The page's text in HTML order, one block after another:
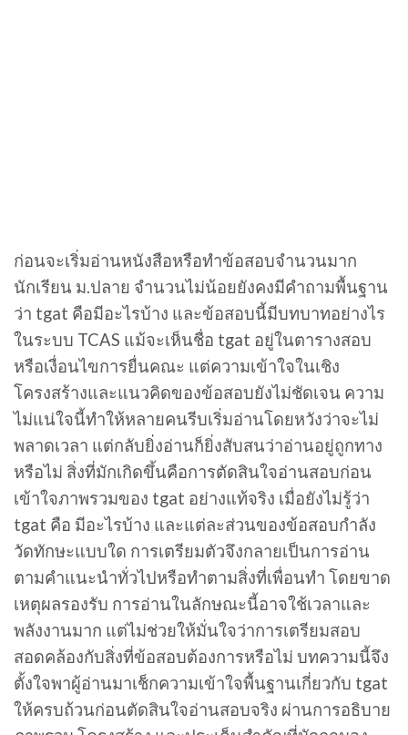
ก่อนจะเริ่มอ่านหนังสือหรือทำข้อสอบจำนวนมาก
นักเรียน ม.ปลาย จำนวนไม่น้อยยังคงมีคำถามพื้นฐาน
ว่า tgat คือมีอะไรบ้าง และข้อสอบนี้มีบทบาทอย่างไร
ในระบบ TCAS แม้จะเห็นชื่อ tgat อยู่ในตารางสอบ
หรือเงื่อนไขการยื่นคณะ แต่ความเข้าใจในเชิง
โครงสร้างและแนวคิดของข้อสอบยังไม่ชัดเจน ความ
ไม่แน่ใจนี้ทำให้หลายคนรีบเริ่มอ่านโดยหวังว่าจะไม่
พลาดเวลา แต่กลับยิ่งอ่านก็ยิ่งสับสนว่าอ่านอยู่ถูกทาง
หรือไม่ สิ่งที่มักเกิดขึ้นคือการตัดสินใจอ่านสอบก่อน
เข้าใจภาพรวมของ tgat อย่างแท้จริง เมื่อยังไม่รู้ว่า
tgat คือ มีอะไรบ้าง และแต่ละส่วนของข้อสอบกำลัง
วัดทักษะแบบใด การเตรียมตัวจึงกลายเป็นการอ่าน
ตามคำแนะนำทั่วไปหรือทำตามสิ่งที่เพื่อนทำ โดยขาด
เหตุผลรองรับ การอ่านในลักษณะนี้อาจใช้เวลาและ
พลังงานมาก แต่ไม่ช่วยให้มั่นใจว่าการเตรียมสอบ
สอดคล้องกับสิ่งที่ข้อสอบต้องการหรือไม่ บทความนี้จึง
ตั้งใจพาผู้อ่านมาเช็กความเข้าใจพื้นฐานเกี่ยวกับ tgat
ให้ครบถ้วนก่อนตัดสินใจอ่านสอบจริง ผ่านการอธิบาย